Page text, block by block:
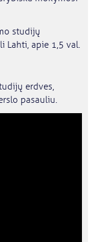
studijų
Lahti, apie 1,5 val.
erdves,
pasauliu.